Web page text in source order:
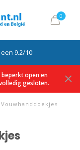
0
9.2/10
open en
gesloten.
Vouwhanddoekjes